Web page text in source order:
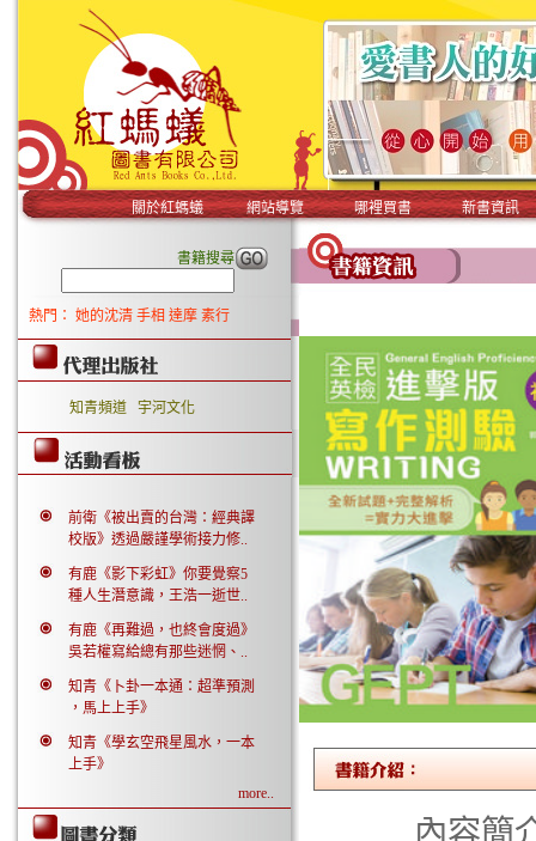
關於紅螞蟻 網站導覽 哪裡買書 新書資訊
書籍搜尋
熱門： 她的沈清 手相 達摩 素行
知青頻道 宇河文化
前衛《被出賣的台灣：經典譯
校版》透過嚴謹學術接力修..
有鹿《影下彩虹》你要覺察5
種人生潛意識，王浩一逝世..
有鹿《再難過，也終會度過》
吳若權寫給總有那些迷惘、..
知青《卜卦一本通：超準預測
，馬上上手》
知青《學玄空飛星風水，一本
上手》
more..
內容簡